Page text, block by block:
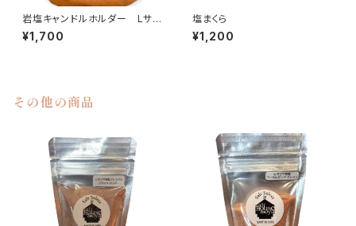
岩塩キャンドルホルダー Lサイ
ズ
¥1,700
塩まくら
¥1,200
その他の商品